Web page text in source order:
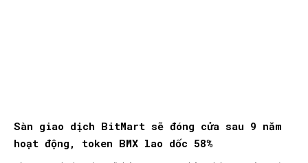
Sàn giao dịch BitMart sẽ đóng cửa sau 9 năm
hoạt động, token BMX lao dốc 58%